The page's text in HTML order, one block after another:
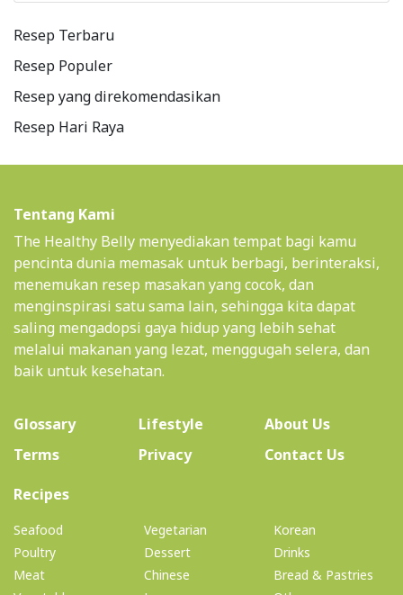
Resep Terbaru
Resep Populer
Resep yang direkomendasikan
Resep Hari Raya
Tentang Kami
The Healthy Belly menyediakan tempat bagi kamu
pencinta dunia memasak untuk berbagi, berinteraksi,
menemukan resep masakan yang cocok, dan
menginspirasi satu sama lain, sehingga kita dapat
saling mengadopsi gaya hidup yang lebih sehat
melalui makanan yang lezat, menggugah selera, dan
baik untuk kesehatan.
Glossary Lifestyle About Us(current)
Terms
Privacy
Contact Us
Recipes(current)
Seafood
Poultry
Meat
Vegetarian
Dessert
Chinese
Korean
Drinks
Bread & Pastries